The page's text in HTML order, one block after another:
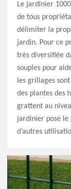
Le jardinier
de tous
délimiter la
jardin. Pour ce
très diversifiée
souples pour
les grillages
des plantes des
grattent au
jardinier pose
d’autres